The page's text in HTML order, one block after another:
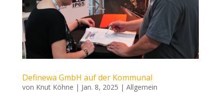
Definewa GmbH auf der Kommunal
von Knut Köhne | Jan. 8, 2025 | Allgemein